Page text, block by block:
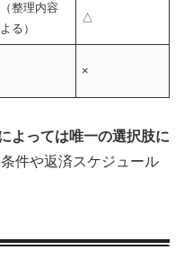
整理内容
る）
△
×
よっては唯一の選択肢に
件や返済スケジュール